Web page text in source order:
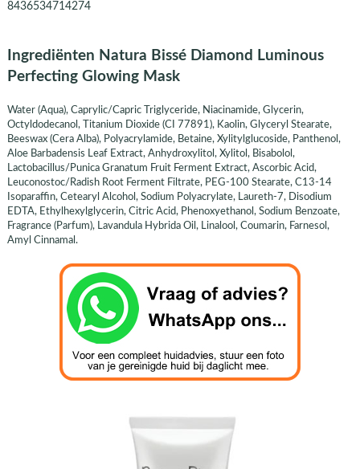
8436534714274
Ingrediënten Natura Bissé Diamond Luminous
Perfecting Glowing Mask
Water (Aqua), Caprylic/Capric Triglyceride, Niacinamide, Glycerin,
Octyldodecanol, Titanium Dioxide (CI 77891), Kaolin, Glyceryl Stearate,
Beeswax (Cera Alba), Polyacrylamide, Betaine, Xylitylglucoside, Panthenol,
Aloe Barbadensis Leaf Extract, Anhydroxylitol, Xylitol, Bisabolol,
Lactobacillus/Punica Granatum Fruit Ferment Extract, Ascorbic Acid,
Leuconostoc/Radish Root Ferment Filtrate, PEG-100 Stearate, C13-14
Isoparaffin, Cetearyl Alcohol, Sodium Polyacrylate, Laureth-7, Disodium
EDTA, Ethylhexylglycerin, Citric Acid, Phenoxyethanol, Sodium Benzoate,
Fragrance (Parfum), Lavandula Hybrida Oil, Linalool, Coumarin, Farnesol,
Amyl Cinnamal.